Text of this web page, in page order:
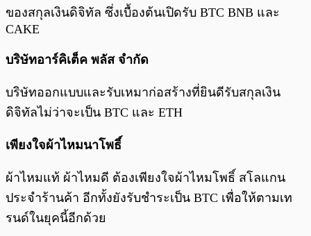
ของสกุลเงินดิจิทัล ซึ่งเบื้องต้นเปิดรับ BTC BNB และ
CAKE
บริษัทอาร์คิเต็ค พลัส จำกัด
บริษัทออกแบบและรับเหมาก่อสร้างที่ยินดีรับสกุลเงิน
ดิจิทัลไม่ว่าจะเป็น BTC และ ETH
เพียงใจผ้าไหมนาโพธิ์
ผ้าไหมแท้ ผ้าไหมดี ต้องเพียงใจผ้าไหมโพธิ์ สโลแกน
ประจำร้านค้า อีกทั้งยังรับชำระเป็น BTC เพื่อให้ตามเท
รนด์ในยุคนี้อีกด้วย